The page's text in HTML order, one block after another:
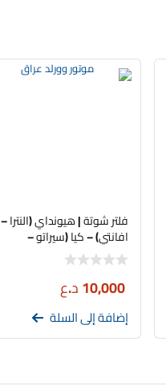
فلتر شوتة | هيونداي (النترا –
افانتي) – كيا (سيراتو –
فورتي) | HHF | 28113-
2H000
10,000د.ع
إضافة إلى السلة